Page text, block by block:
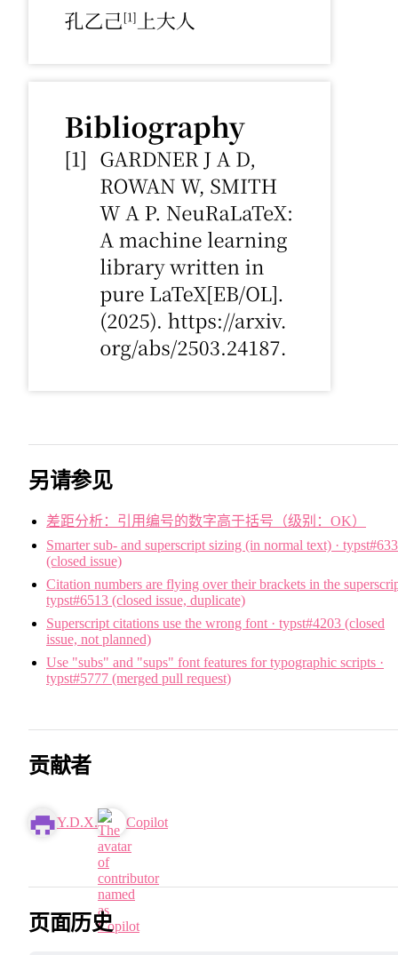
另请参见
差距分析：引用编号的数字高于括号（级别：OK）
Smarter sub- and superscript sizing (in normal text) · typst#633
(closed issue)
Citation numbers are flying over their brackets in the
typst#6513 (closed issue, duplicate)
Superscript citations use the wrong font · typst#4203 (closed
issue, not planned)
Use "subs" and "sups" font features for typographic scripts ·
typst#5777 (merged pull request)
贡献者
Y.D.X. Copilot
页面历史